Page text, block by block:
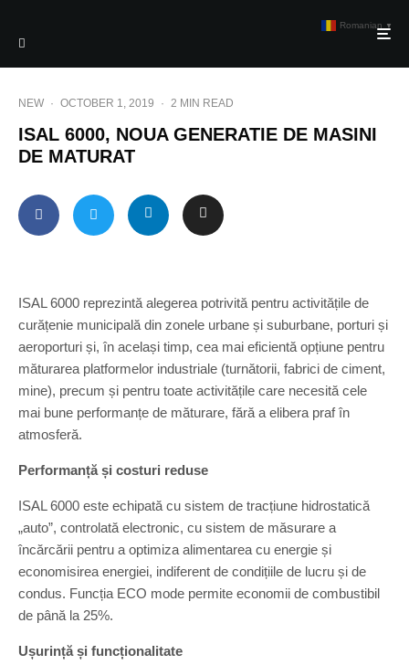
NEW · OCTOBER 1, 2019 · 2 MIN READ
ISAL 6000, NOUA GENERATIE DE MASINI
DE MATURAT
ISAL 6000 reprezintă alegerea potrivită pentru activitățile de
curățenie municipală din zonele urbane și suburbane, porturi și
aeroporturi și, în același timp, cea mai eficientă opțiune pentru
măturarea platformelor industriale (turnătorii, fabrici de ciment,
mine), precum și pentru toate activitățile care necesită cele
mai bune performanțe de măturare, fără a elibera praf în
atmosferă.
Performanță și costuri reduse
ISAL 6000 este echipată cu sistem de tracțiune hidrostatică
„auto”, controlată electronic, cu sistem de măsurare a
încărcării pentru a optimiza alimentarea cu energie și
economisirea energiei, indiferent de condițiile de lucru și de
condus. Funcția ECO mode permite economii de combustibil
de până la 25%.
Ușurință și funcționalitate
Romanian ▼